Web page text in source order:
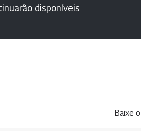
disponíveis
Baixe o